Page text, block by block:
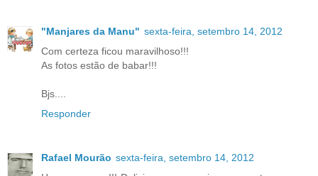
"Manjares da Manu" sexta-feira, setembro 14, 2012
Com certeza ficou maravilhoso!!!
As fotos estão de babar!!!
Bjs....
Responder
Rafael Mourão sexta-feira, setembro 14, 2012